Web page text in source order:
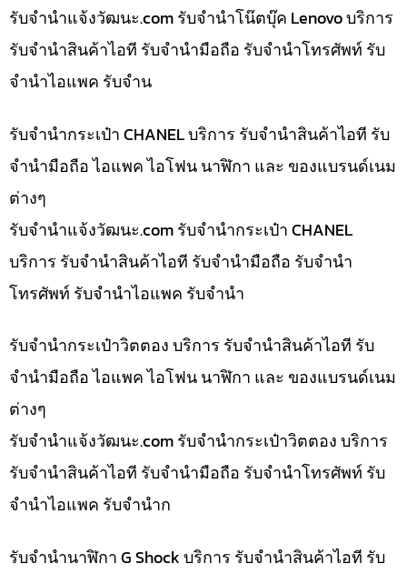
รับจํานําแจ้งวัฒนะ.com รับจำนำโน๊ตบุ๊ค Lenovo บริการ
รับจำนำสินค้าไอที รับจำนำมือถือ รับจำนำโทรศัพท์ รับ
จำนำไอแพค รับจำน
รับจำนำกระเป๋า CHANEL บริการ รับจำนำสินค้าไอที รับ
จำนำมือถือ ไอแพค ไอโฟน นาฬิกา และ ของแบรนด์เนม
ต่างๆ
รับจํานําแจ้งวัฒนะ.com รับจำนำกระเป๋า CHANEL
บริการ รับจำนำสินค้าไอที รับจำนำมือถือ รับจำนำ
โทรศัพท์ รับจำนำไอแพค รับจำนำ
รับจำนำกระเป๋าวิตตอง บริการ รับจำนำสินค้าไอที รับ
จำนำมือถือ ไอแพค ไอโฟน นาฬิกา และ ของแบรนด์เนม
ต่างๆ
รับจํานําแจ้งวัฒนะ.com รับจำนำกระเป๋าวิตตอง บริการ
รับจำนำสินค้าไอที รับจำนำมือถือ รับจำนำโทรศัพท์ รับ
จำนำไอแพค รับจำนำก
รับจำนำนาฬิกา G Shock บริการ รับจำนำสินค้าไอที รับ